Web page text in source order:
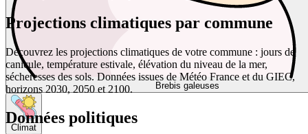
Brebis galeuses
Climat
Projections climatiques par commune
Découvrez les projections climatiques de votre commune : jours de
canicule, température estivale, élévation du niveau de la mer,
sécheresses des sols. Données issues de Météo France et du GIEC,
horizons 2030, 2050 et 2100.
Données politiques